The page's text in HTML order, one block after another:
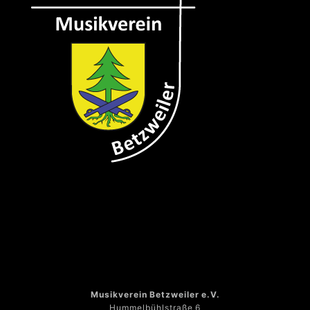
Musikverein Betzweiler e.V.
Hummelbühlstraße 6